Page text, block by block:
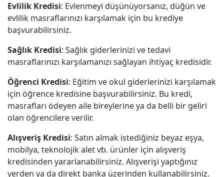
Evlilik Kredisi: Evlenmeyi düşünüyorsanız, düğün ve
evlilik masraflarınızı karşılamak için bu krediye
başvurabilirsiniz.
Sağlık Kredisi: Sağlık giderlerinizi ve tedavi
masraflarınızı karşılamanızı sağlayan ihtiyaç kredisidir.
Öğrenci Kredisi: Eğitim ve okul giderlerinizi karşılamak
için öğrence kredisine başvurabilirsiniz. Bu kredi,
masrafları ödeyen aile bireylerine ya da belli bir geliri
olan öğrencilere verilir.
Alışveriş Kredisi: Satın almak istediğiniz beyaz eşya,
mobilya, teknolojik alet vb. ürünler için alışveriş
kredisinden yararlanabilirsiniz. Alışverişi yaptığınız
yerden ya da direkt banka üzerinden kullanabilirsiniz.